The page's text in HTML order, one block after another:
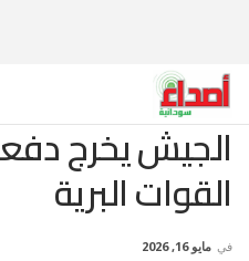
الجيش يخرج
القوات البرية
في مايو 16, 2026